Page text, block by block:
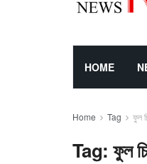
HOME
Home Tag ফুল
Tag:ফুল